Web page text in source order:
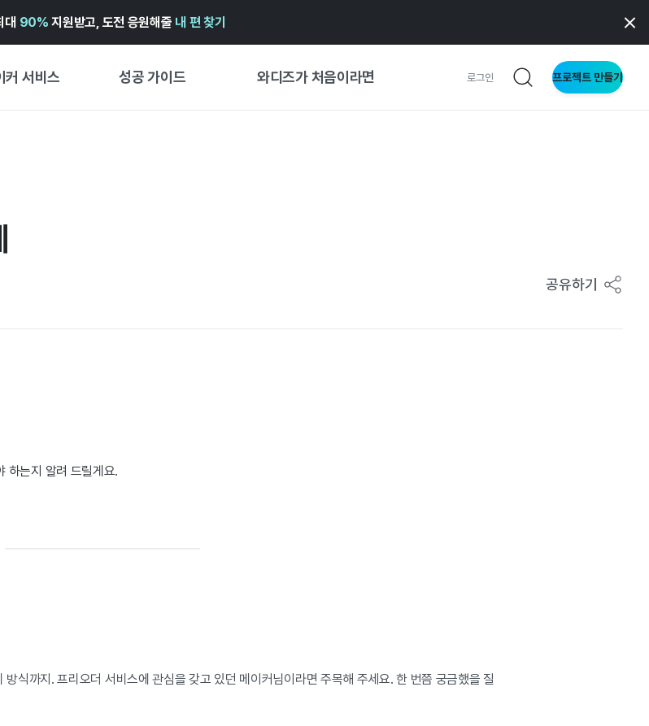
대 90% 지원받고, 도전 응원해줄 내 편 찾기
커 서비스 성공 가이드 와디즈가 처음이라면 로그인 프로젝트 만들기
어워즈 ↗︎
공유하기
하는지 알려 드릴게요.
식까지. 프리오더 서비스에 관심을 갖고 있던 메이커님이라면 주목해 주세요. 한 번쯤 궁금했을 질